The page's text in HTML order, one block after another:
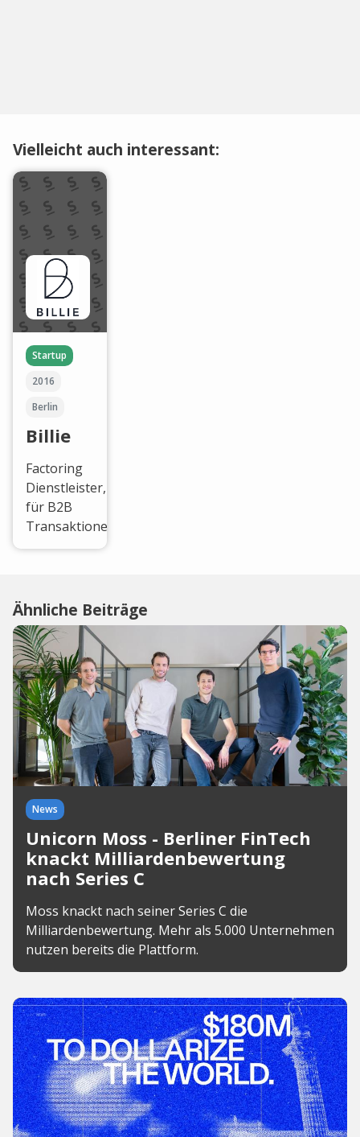
Vielleicht auch interessant:
Startup
2016
Berlin
Billie
Factoring
Dienstleister,
für B2B
Transaktionen.
Ähnliche Beiträge
News
Unicorn Moss - Berliner FinTech
knackt Milliardenbewertung
nach Series C
Moss knackt nach seiner Series C die
Milliardenbewertung. Mehr als 5.000 Unternehmen
nutzen bereits die Plattform.